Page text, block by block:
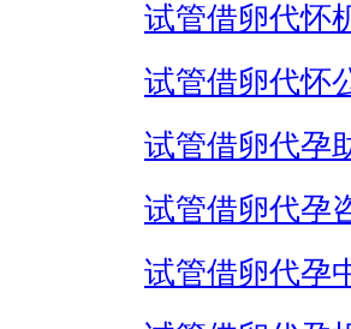
试管借卵代怀
试管借卵代怀
试管借卵代孕
试管借卵代孕
试管借卵代孕